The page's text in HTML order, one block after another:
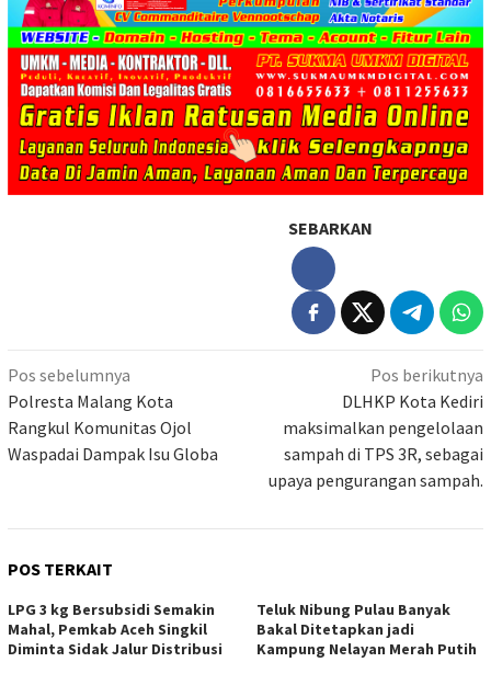
SEBARKAN
Navigasi
pos
Pos sebelumnya
Polresta Malang Kota
Rangkul Komunitas Ojol
Waspadai Dampak Isu Globa
Pos berikutnya
DLHKP Kota Kediri
maksimalkan pengelolaan
sampah di TPS 3R, sebagai
upaya pengurangan sampah.
POS TERKAIT
LPG 3 kg Bersubsidi Semakin
Mahal, Pemkab Aceh Singkil
Diminta Sidak Jalur Distribusi
Teluk Nibung Pulau Banyak
Bakal Ditetapkan jadi
Kampung Nelayan Merah Putih